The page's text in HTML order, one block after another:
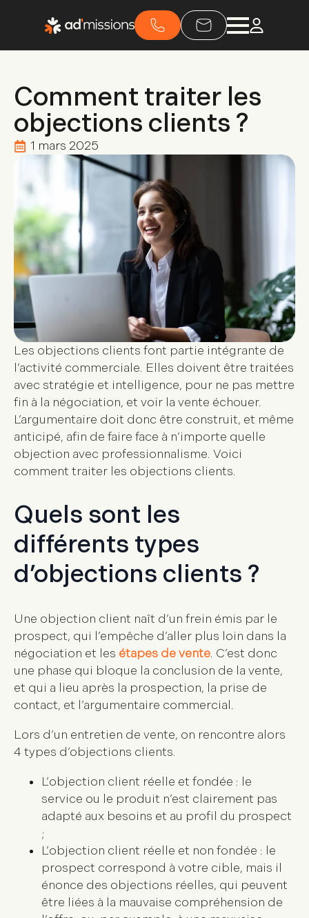
Comment traiter les
objections clients ?
1 mars 2025
Les objections clients font partie intégrante de
l’activité commerciale. Elles doivent être traitées
avec stratégie et intelligence, pour ne pas mettre
fin à la négociation, et voir la vente échouer.
L’argumentaire doit donc être construit, et même
anticipé, afin de faire face à n’importe quelle
objection avec professionnalisme. Voici
comment traiter les objections clients.
Quels sont les
différents types
d’objections clients ?
Une objection client naît d’un frein émis par le
prospect, qui l’empêche d’aller plus loin dans la
négociation et les étapes de vente. C’est donc
une phase qui bloque la conclusion de la vente,
et qui a lieu après la prospection, la prise de
contact, et l’argumentaire commercial.
Lors d’un entretien de vente, on rencontre alors
4 types d’objections clients.
L’objection client réelle et fondée : le
service ou le produit n’est clairement pas
adapté aux besoins et au profil du prospect
;
L’objection client réelle et non fondée : le
prospect correspond à votre cible, mais il
énonce des objections réelles, qui peuvent
être liées à la mauvaise compréhension de